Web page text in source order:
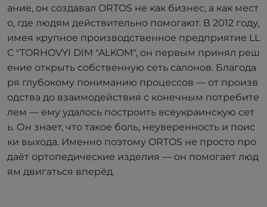
ание, он создавал ORTOS не как бизнес, а как мест
о, где людям действительно помогают. В 2012 году,
имея крупное производственное предприятие LL
C "TORHOVYI DIM "ALKOM", он первым принял реш
ение открыть собственную сеть салонов. Благода
ря глубокому пониманию процессов — от произв
одства до взаимодействия с конечным потребите
лем — ему удалось построить всеукраинскую сет
ь. Он знает, что такое боль, неуверенность и поис
ки выхода. Именно поэтому ORTOS не просто про
даёт ортопедические изделия — он помогает люд
ям двигаться вперёд.